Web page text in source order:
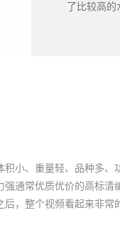
了比较高
直播或者
持透明数
码器的优势
身有前置的
积小、重量轻、品种多
通常优质优价的高标
，整个视频看起来非常